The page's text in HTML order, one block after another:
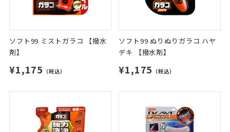
ソフト99 ミストガラコ 【撥水
剤】
¥1,175 （税込）
ソフト99 ぬりぬりガラコ ハヤ
デキ 【撥水剤】
¥1,175 （税込）